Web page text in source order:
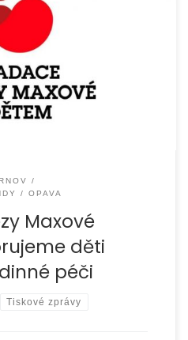
jsme získali nadační příspěvek
Maxové dětem na realizaci
OPAVA
Maxové
děti
péči
Tiskové zprávy